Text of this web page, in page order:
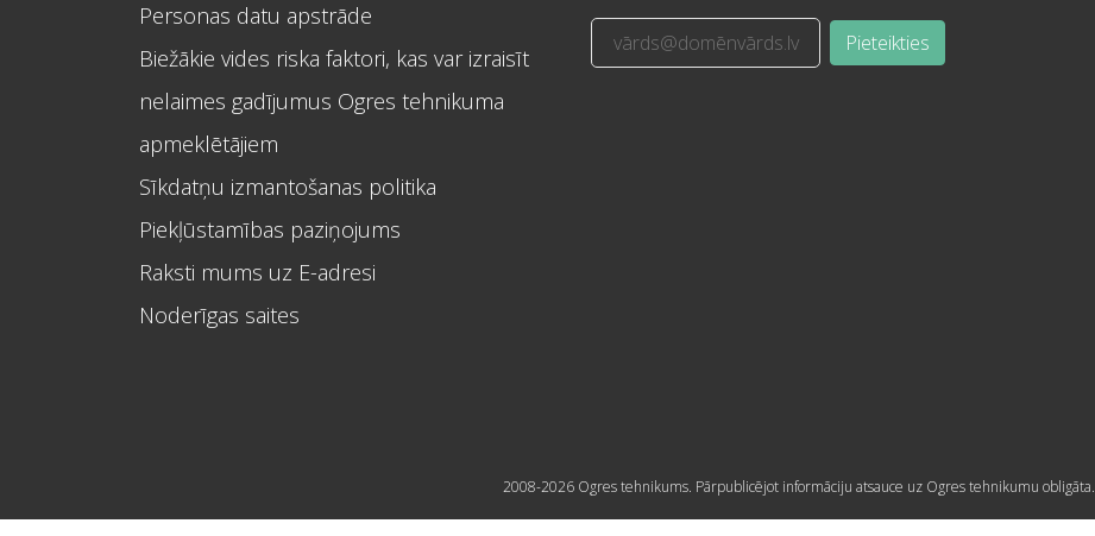
Personas datu apstrāde
Biežākie vides riska faktori, kas var izraisīt
nelaimes gadījumus Ogres tehnikuma
apmeklētājiem
Sīkdatņu izmantošanas politika
Piekļūstamības paziņojums
Raksti mums uz E-adresi
Noderīgas saites
Pieteikties
2008-2026 Ogres tehnikums. Pārpublicējot informāciju atsauce uz Ogres tehnikumu obligāta.